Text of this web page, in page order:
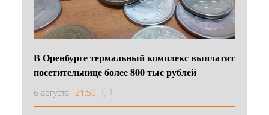
В Оренбурге термальный комплекс выплатит
посетительнице более 800 тыс рублей
6 августа 21:50